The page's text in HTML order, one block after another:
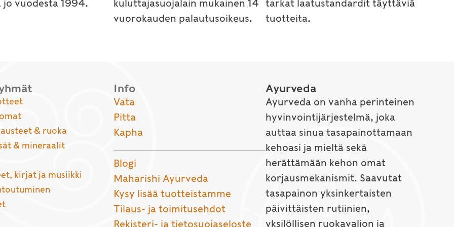
jo vuodesta 1994.
kuluttajasuojalain mukainen 14
vuorokauden palautusoikeus.
tarkat laatustandardit täyttäviä
tuotteita.
& ruoka
& mineraalit
kirjat ja musiikki
Info
Vata
Pitta
Kapha
Blogi
Maharishi Ayurveda
Kysy lisää tuotteistamme
Tilaus- ja toimitusehdot
Rekisteri- ja tietosuojaseloste
Ayurveda
Ayurveda on vanha perinteinen
hyvinvointijärjestelmä, joka
auttaa sinua tasapainottamaan
kehoasi ja mieltä sekä
herättämään kehon omat
korjausmekanismit. Saavutat
tasapainon yksinkertaisten
päivittäisten rutiinien,
yksilöllisen ruokavalion ja